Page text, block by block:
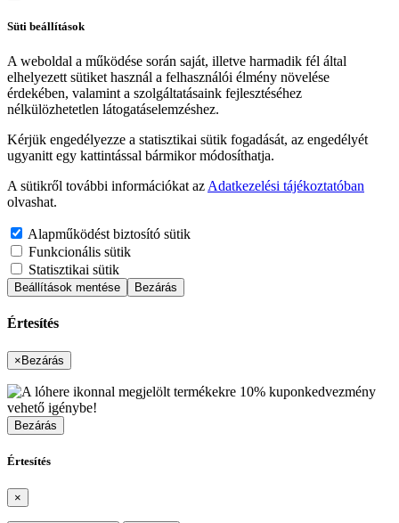
Süti beállítások
A weboldal a működése során saját, illetve harmadik fél által
elhelyezett sütiket használ a felhasználói élmény növelése
érdekében, valamint a szolgáltatásaink fejlesztéséhez
nélkülözhetetlen látogatáselemzéshez.
Kérjük engedélyezze a statisztikai sütik fogadását, az engedélyét
ugyanitt egy kattintással bármikor módosíthatja.
A sütikről további információkat az Adatkezelési tájékoztatóban
olvashat.
Alapműködést biztosító sütik
Funkcionális sütik
Statisztikai sütik
Beállítások mentése Bezárás
Értesítés
× Bezárás
Bezárás
Értesítés
×